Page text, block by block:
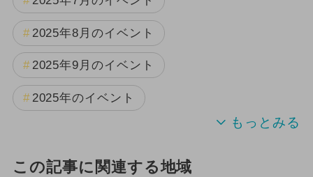
2025年8月のイベント
2025年9月のイベント
2025年のイベント
この記事に関連する地域